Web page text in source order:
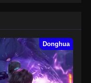
Donghua